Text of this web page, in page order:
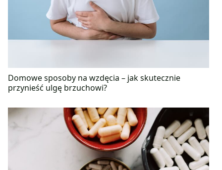
Domowe sposoby na wzdęcia – jak skutecznie
przynieść ulgę brzuchowi?